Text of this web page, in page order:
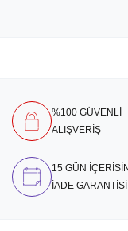
%100 GÜVENLİ
ALIŞVERİŞ
15 GÜN
İADE GARANTİSİ